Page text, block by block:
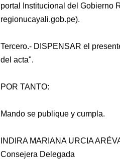
portal Institucional del Gobierno
regionucayali.gob.pe).
Tercero.- DISPENSAR el
del acta".
POR TANTO:
Mando se publique y cumpla.
INDIRA MARIANA URCIA
Consejera Delegada